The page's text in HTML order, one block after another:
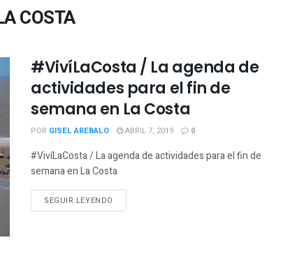
COSTA
#VivíLaCosta / La agenda de
actividades para el fin de
semana en La Costa
POR GISEL AREBALO ABRIL 7, 2019 0
#VivíLaCosta / La agenda de actividades para el fin de
semana en La Costa
SEGUIR LEYENDO